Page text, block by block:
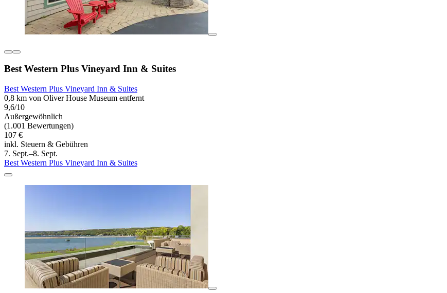
Best Western Plus Vineyard Inn & Suites
Best Western Plus Vineyard Inn & Suites
0,8 km von Oliver House Museum entfernt
9,6/10
Außergewöhnlich
(1.001 Bewertungen)
107 €
inkl. Steuern & Gebühren
7. Sept.–8. Sept.
Best Western Plus Vineyard Inn & Suites